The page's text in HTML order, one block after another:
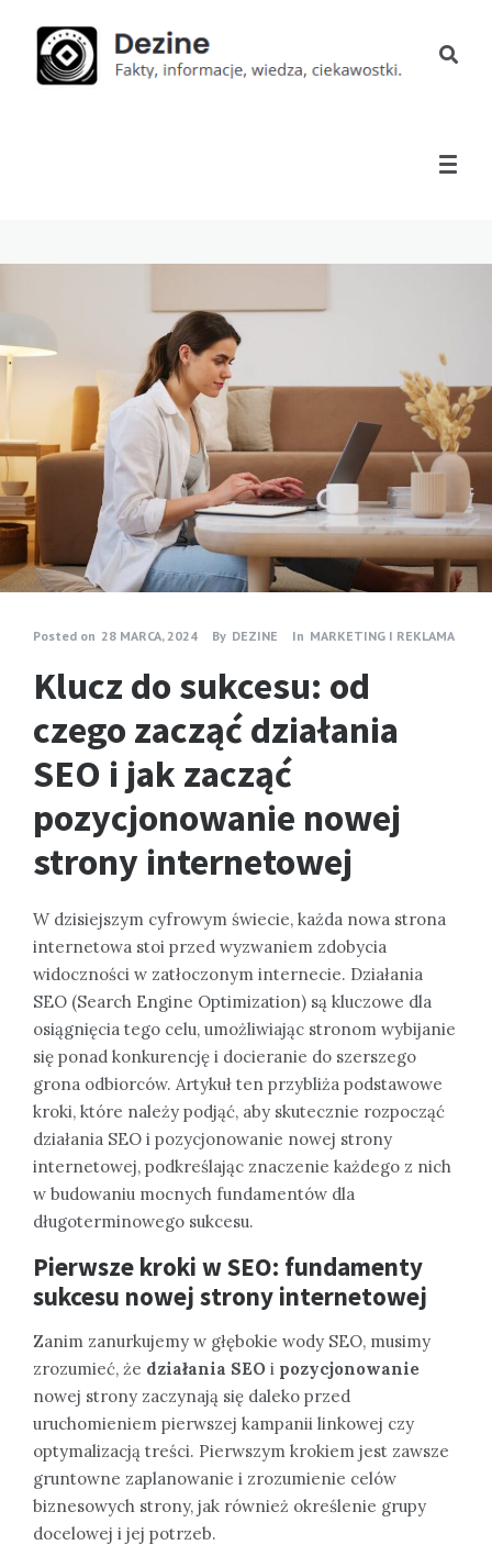
Posted on 28 MARCA, 2024 By DEZINE In MARKETING I REKLAMA
Klucz do sukcesu: od
czego zacząć działania
SEO i jak zacząć
pozycjonowanie nowej
strony internetowej
W dzisiejszym cyfrowym świecie, każda nowa strona
internetowa stoi przed wyzwaniem zdobycia
widoczności w zatłoczonym internecie. Działania
SEO (Search Engine Optimization) są kluczowe dla
osiągnięcia tego celu, umożliwiając stronom wybijanie
się ponad konkurencję i docieranie do szerszego
grona odbiorców. Artykuł ten przybliża podstawowe
kroki, które należy podjąć, aby skutecznie rozpocząć
działania SEO i pozycjonowanie nowej strony
internetowej, podkreślając znaczenie każdego z nich
w budowaniu mocnych fundamentów dla
długoterminowego sukcesu.
Pierwsze kroki w SEO: fundamenty
sukcesu nowej strony internetowej
Zanim zanurkujemy w głębokie wody SEO, musimy
zrozumieć, że działania SEO i pozycjonowanie
nowej strony zaczynają się daleko przed
uruchomieniem pierwszej kampanii linkowej czy
optymalizacją treści. Pierwszym krokiem jest zawsze
gruntowne zaplanowanie i zrozumienie celów
biznesowych strony, jak również określenie grupy
docelowej i jej potrzeb.